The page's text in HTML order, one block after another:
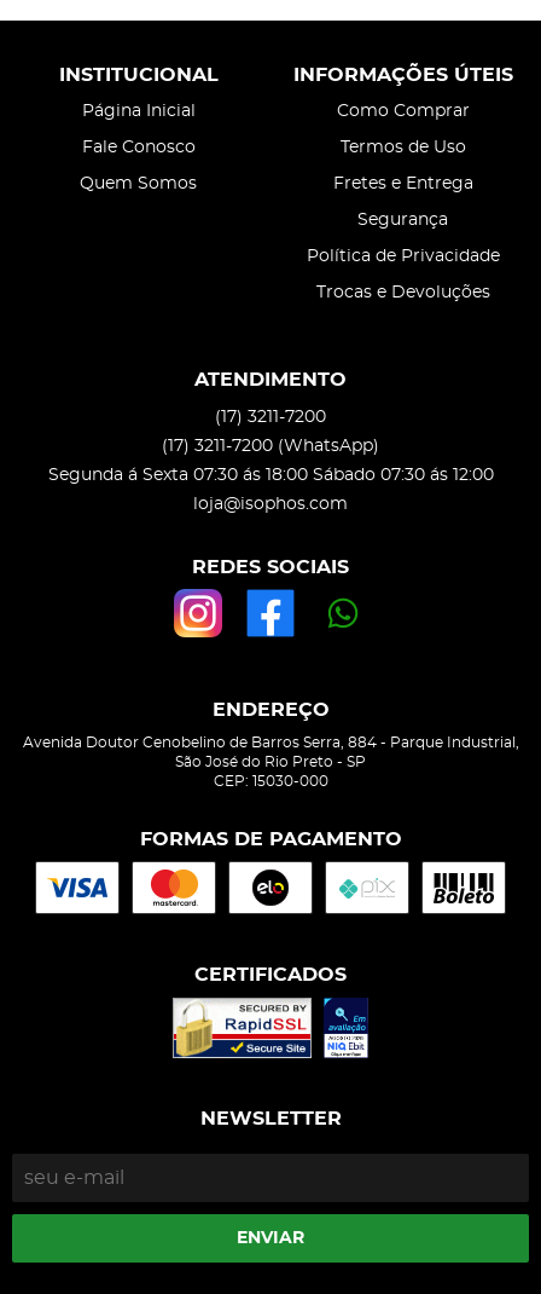
INSTITUCIONAL
Página Inicial
Fale Conosco
Quem Somos
INFORMAÇÕES ÚTEIS
Como Comprar
Termos de Uso
Fretes e Entrega
Segurança
Política de Privacidade
Trocas e Devoluções
ATENDIMENTO
(17) 3211-7200
(17) 3211-7200 (WhatsApp)
Segunda á Sexta 07:30 ás 18:00 Sábado 07:30 ás 12:00
loja@isophos.com
REDES SOCIAIS
ENDEREÇO
Avenida Doutor Cenobelino de Barros Serra, 884- Parque Industrial,
São José do Rio Preto - SP
CEP: 15030-000
FORMAS DE PAGAMENTO
CERTIFICADOS
NEWSLETTER
ENVIAR